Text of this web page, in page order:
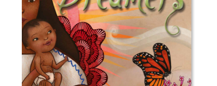
Übersetzer*in:Dayan Kodua
Verlag:Gratitude Verlag
Genre:
Bilderbuch
Typ:Gebunden
Seiten:40
ISBN:978-3-98920-001-2
Preis:18.00 €